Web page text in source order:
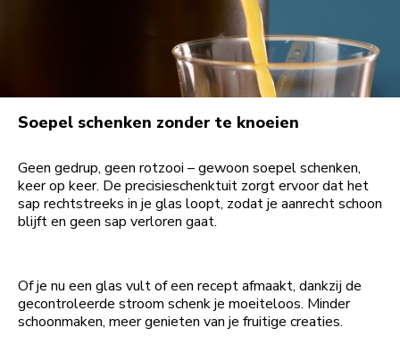
Soepel schenken zonder te knoeien
Geen gedrup, geen rotzooi – gewoon soepel schenken,
keer op keer. De precisieschenktuit zorgt ervoor dat het
sap rechtstreeks in je glas loopt, zodat je aanrecht schoon
blijft en geen sap verloren gaat.
Of je nu een glas vult of een recept afmaakt, dankzij de
gecontroleerde stroom schenk je moeiteloos. Minder
schoonmaken, meer genieten van je fruitige creaties.